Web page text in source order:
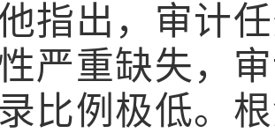
指出，审计
严重缺失，
比例极低。